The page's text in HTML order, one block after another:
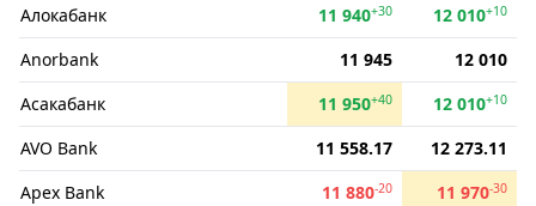
Алокабанк
11 940+30 12 010+10
Anorbank 11 945
12 010
Асакабанк
11 950+40 12 010+10
AVO Bank 11 558.17
12 273.11
Apex Bank
11 880-20 11 970-30